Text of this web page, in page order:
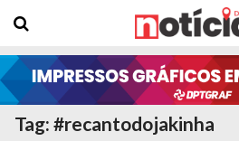
Tag: #recantodojakinha